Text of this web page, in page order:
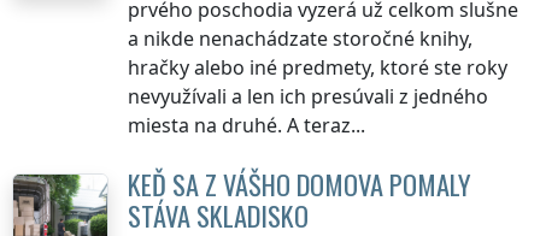
prvého poschodia vyzerá už celkom slušne
a nikde nenachádzate storočné knihy,
hračky alebo iné predmety, ktoré ste roky
nevyužívali a len ich presúvali z jedného
miesta na druhé. A teraz...
KEĎ SA Z VÁŠHO DOMOVA POMALY
STÁVA SKLADISKO